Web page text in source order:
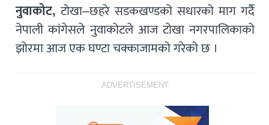
नुवाकोट, टोखा–छहरे सडकखण्डको सधारको माग गर्दै
नेपाली कांगेसले नुवाकोटले आज टोखा नगरपालिकाको
झोरमा आज एक घण्टा चक्काजामको गरेको छ ।
ADVERTISEMENT